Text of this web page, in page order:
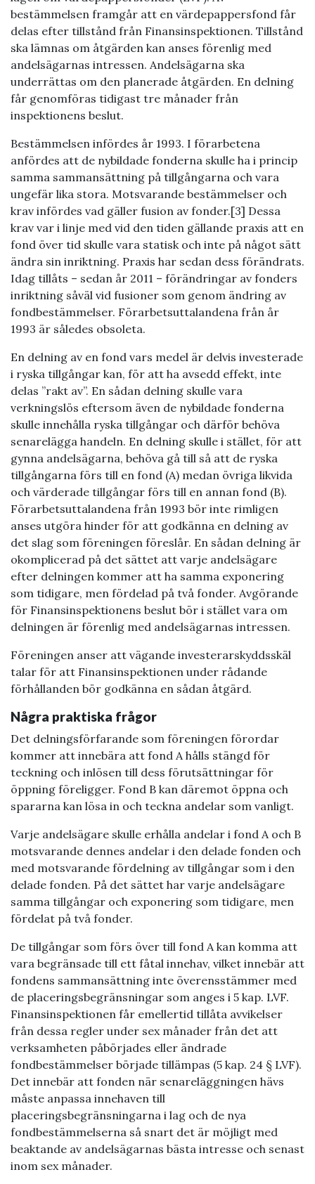
bestämmelsen framgår att en värdepappersfond får
delas efter tillstånd från Finansinspektionen. Tillstånd
ska lämnas om åtgärden kan anses förenlig med
andelsägarnas intressen. Andelsägarna ska
underrättas om den planerade åtgärden. En delning
får genomföras tidigast tre månader från
inspektionens beslut.
Bestämmelsen infördes år 1993. I förarbetena
anfördes att de nybildade fonderna skulle ha i princip
samma sammansättning på tillgångarna och vara
ungefär lika stora. Motsvarande bestämmelser och
krav infördes vad gäller fusion av fonder.[3] Dessa
krav var i linje med vid den tiden gällande praxis att en
fond över tid skulle vara statisk och inte på något sätt
ändra sin inriktning. Praxis har sedan dess förändrats.
Idag tillåts – sedan år 2011 – förändringar av fonders
inriktning såväl vid fusioner som genom ändring av
fondbestämmelser. Förarbetsuttalandena från år
1993 är således obsoleta.
En delning av en fond vars medel är delvis investerade
i ryska tillgångar kan, för att ha avsedd effekt, inte
delas ”rakt av”. En sådan delning skulle vara
verkningslös eftersom även de nybildade fonderna
skulle innehålla ryska tillgångar och därför behöva
senarelägga handeln. En delning skulle i stället, för att
gynna andelsägarna, behöva gå till så att de ryska
tillgångarna förs till en fond (A) medan övriga likvida
och värderade tillgångar förs till en annan fond (B).
Förarbetsuttalandena från 1993 bör inte rimligen
anses utgöra hinder för att godkänna en delning av
det slag som föreningen föreslår. En sådan delning är
okomplicerad på det sättet att varje andelsägare
efter delningen kommer att ha samma exponering
som tidigare, men fördelad på två fonder. Avgörande
för Finansinspektionens beslut bör i stället vara om
delningen är förenlig med andelsägarnas intressen.
Föreningen anser att vägande investerarskyddsskäl
talar för att Finansinspektionen under rådande
förhållanden bör godkänna en sådan åtgärd.
Några praktiska frågor
Det delningsförfarande som föreningen förordar
kommer att innebära att fond A hålls stängd för
teckning och inlösen till dess förutsättningar för
öppning föreligger. Fond B kan däremot öppna och
spararna kan lösa in och teckna andelar som vanligt.
Varje andelsägare skulle erhålla andelar i fond A och B
motsvarande dennes andelar i den delade fonden och
med motsvarande fördelning av tillgångar som i den
delade fonden. På det sättet har varje andelsägare
samma tillgångar och exponering som tidigare, men
fördelat på två fonder.
De tillgångar som förs över till fond A kan komma att
vara begränsade till ett fåtal innehav, vilket innebär att
fondens sammansättning inte överensstämmer med
de placeringsbegränsningar som anges i 5 kap. LVF.
Finansinspektionen får emellertid tillåta avvikelser
från dessa regler under sex månader från det att
verksamheten påbörjades eller ändrade
fondbestämmelser började tillämpas (5 kap. 24 § LVF).
Det innebär att fonden när senareläggningen hävs
måste anpassa innehaven till
placeringsbegränsningarna i lag och de nya
fondbestämmelserna så snart det är möjligt med
beaktande av andelsägarnas bästa intresse och senast
inom sex månader.